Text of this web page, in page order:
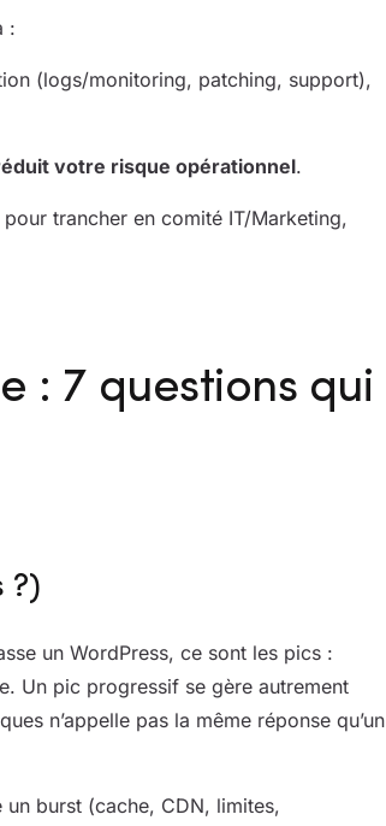
:
(logs/monitoring, patching, support),
votre risque opérationnel.
trancher en comité IT/Marketing,
: 7 questions qui
?)
un WordPress, ce sont les pics :
Un pic progressif se gère autrement
n’appelle pas la même réponse qu’un
un burst (cache, CDN, limites,